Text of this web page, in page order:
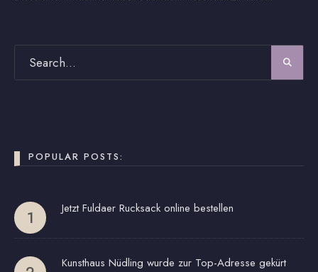
POPULAR POSTS:
Jetzt Fuldaer Rucksack online bestellen
Kunsthaus Nüdling wurde zur Top-Adresse gekürt